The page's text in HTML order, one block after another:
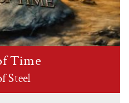
Time
Steel